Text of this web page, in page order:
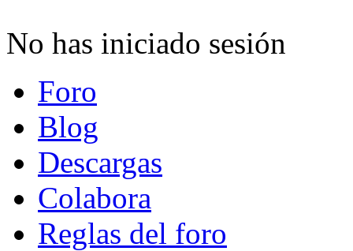
No has iniciado sesión
Foro
Blog
Descargas
Colabora
Reglas del foro